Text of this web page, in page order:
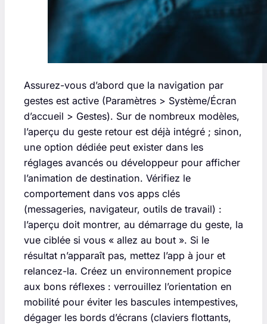
Assurez-vous d’abord que la navigation par
gestes est active (Paramètres > Système/Écran
d’accueil > Gestes). Sur de nombreux modèles,
l’aperçu du geste retour est déjà intégré ; sinon,
une option dédiée peut exister dans les
réglages avancés ou développeur pour afficher
l’animation de destination. Vérifiez le
comportement dans vos apps clés
(messageries, navigateur, outils de travail) :
l’aperçu doit montrer, au démarrage du geste, la
vue ciblée si vous « allez au bout ». Si le
résultat n’apparaît pas, mettez l’app à jour et
relancez-la. Créez un environnement propice
aux bons réflexes : verrouillez l’orientation en
mobilité pour éviter les bascules intempestives,
dégager les bords d’écrans (claviers flottants,